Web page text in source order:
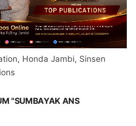
Honda Jambi, Sinsen
"SUMBAYAK ANS